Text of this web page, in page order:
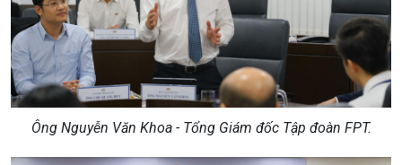
Ông Nguyễn Văn Khoa - Tổng Giám đốc Tập đoàn FPT.